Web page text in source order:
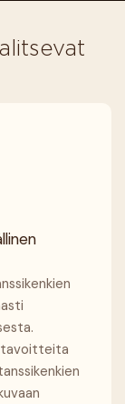
tavoitteita